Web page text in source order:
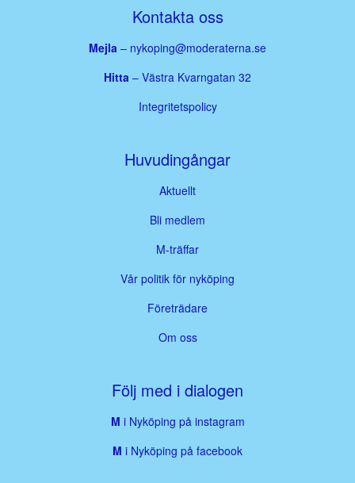
Kontakta oss
Mejla – nykoping@moderaterna.se
Hitta – Västra Kvarngatan 32
Integritetspolicy
Huvudingångar
Aktuellt
Bli medlem
M-träffar
Vår politik för nyköping
Företrädare
Om oss
Följ med i dialogen
M i Nyköping på instagram
M i Nyköping på facebook